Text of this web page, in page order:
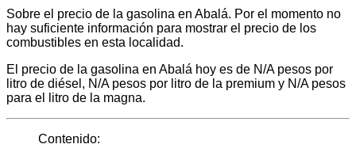
Sobre el precio de la gasolina en Abalá. Por el momento no
hay suficiente información para mostrar el precio de los
combustibles en esta localidad.
El precio de la gasolina en Abalá hoy es de N/A pesos por
litro de diésel, N/A pesos por litro de la premium y N/A pesos
para el litro de la magna.
Contenido: